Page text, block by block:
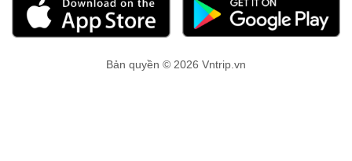
Bản quyền © 2026 Vntrip.vn